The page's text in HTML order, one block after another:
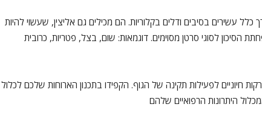
כלל עשירים בסיבים ודלים בקלוריות. הם מכילים גם אליצין, שעשוי להיות
הסיכון לסוגי סרטן מסוימים. דוגמאות: שום, בצל, פטריות, כרובית
חיוניים לפעילות תקינה של הגוף. הקפידו בתכנון הארוחות שלכם לכלול
היתרונות הרפואיים שלהם